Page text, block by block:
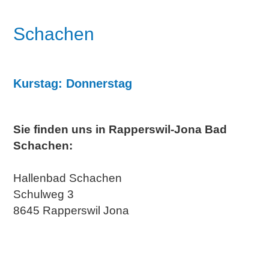
Schachen
Kurstag: Donnerstag
Sie finden uns in Rapperswil-Jona Bad
Schachen:
Hallenbad Schachen
Schulweg 3
8645 Rapperswil Jona